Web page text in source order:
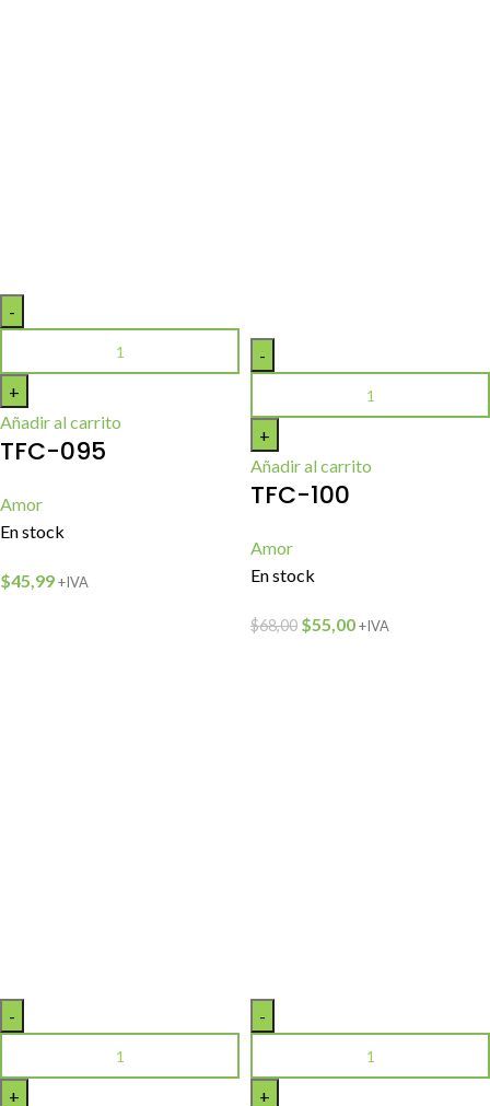
Añadir al carrito
TFC-095
Amor
En stock
$45,99+IVA
Añadir al carrito
TFC-100
Amor
En stock
$68,00 $55,00+IVA